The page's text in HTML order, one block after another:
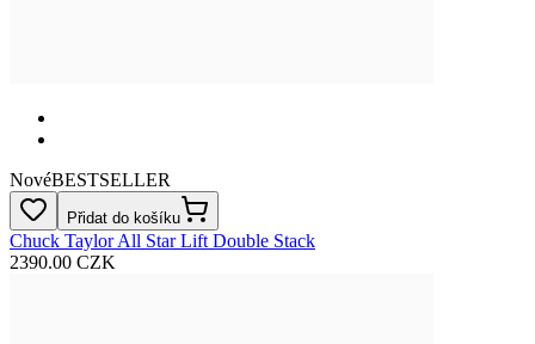
NovéBESTSELLER
Přidat do košíku
Chuck Taylor All Star Lift Double Stack
2390.00 CZK